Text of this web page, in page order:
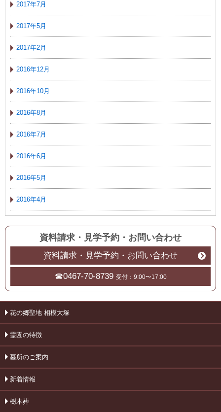
2017年7月
2017年5月
2017年2月
2016年12月
2016年10月
2016年8月
2016年7月
2016年6月
2016年5月
2016年4月
資料請求・見学予約 ・ お問い合わせ
資料請求・見学予約・お問い合わせ
☎0467-70-8739 受付：9:00〜17:00
花の郷聖地 相模大塚
霊園の特徴
墓所のご案内
新着情報
樹木葬